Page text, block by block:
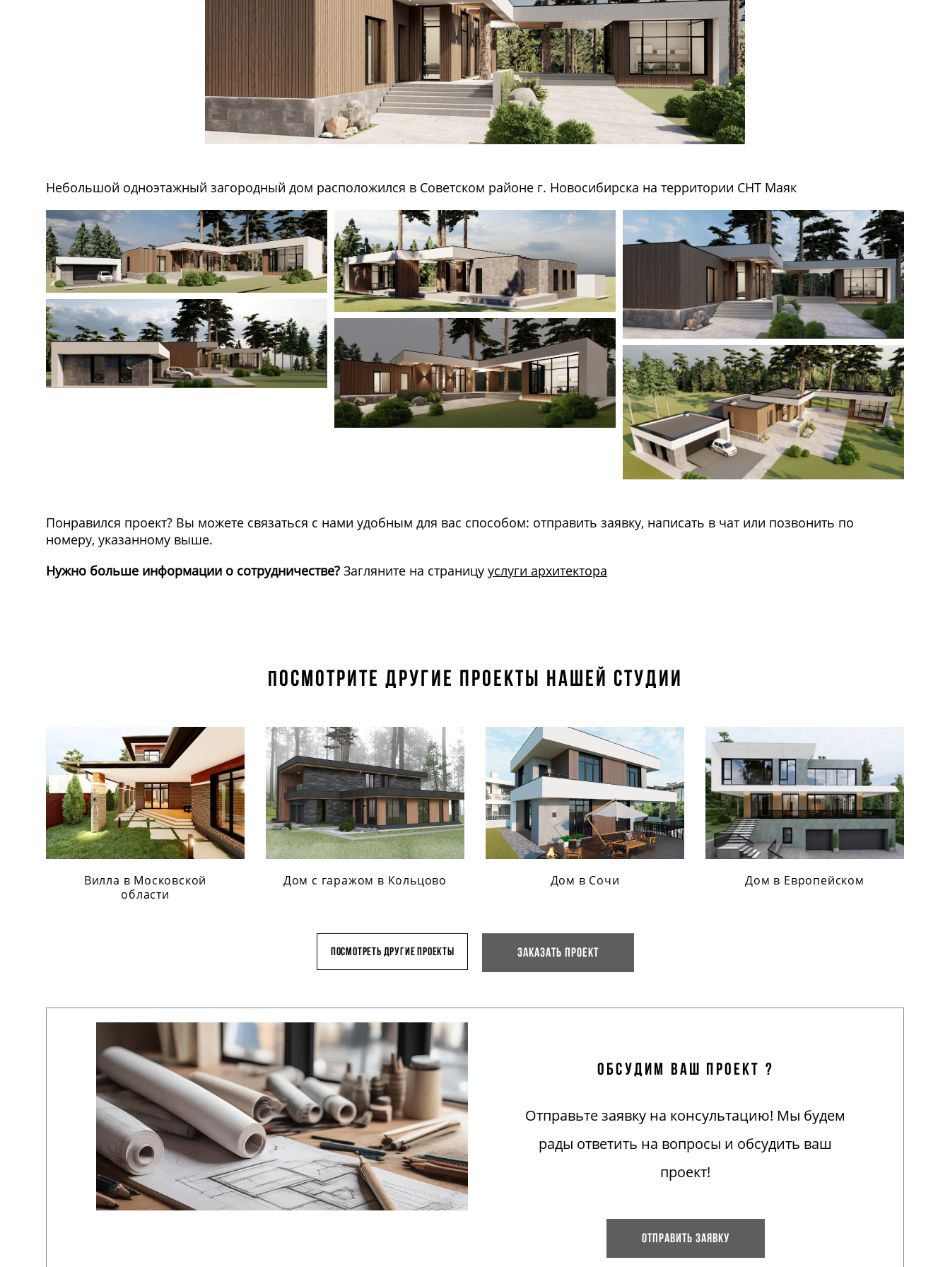
Небольшой одноэтажный загородный дом расположился в Советском районе г. Новосибирска на территории СНТ Маяк
Понравился проект? Вы можете связаться с нами удобным для вас способом: отправить заявку, написать в чат или позвонить по
номеру, указанному выше.
Нужно больше информации о сотрудничестве? Загляните на страницу услуги архитектора
Посмотрите другие проекты нашей студии
Вилла в Московской
области
Дом с гаражом в Кольцово Дом в Сочи Дом в Европейском
Посмотреть другие проекты Заказать проект
обсудим ваш проект ?
Отправьте заявку на консультацию! Мы будем
рады ответить на вопросы и обсудить ваш
проект!
Отправить заявку